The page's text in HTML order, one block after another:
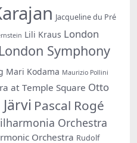
Jacqueline du Pré
Lili Kraus London
London Symphony
Mari Kodama Maurizio Pollini
at Temple Square Otto
Pascal Rogé
Orchestra
Orchestra Rudolf